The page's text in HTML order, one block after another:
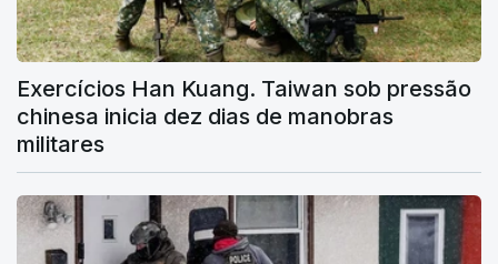
Exercícios Han Kuang. Taiwan sob pressão
chinesa inicia dez dias de manobras
militares